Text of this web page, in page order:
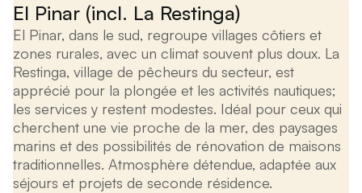
El Pinar (incl. La Restinga)
El Pinar, dans le sud, regroupe villages côtiers et
zones rurales, avec un climat souvent plus doux. La
Restinga, village de pêcheurs du secteur, est
apprécié pour la plongée et les activités nautiques;
les services y restent modestes. Idéal pour ceux qui
cherchent une vie proche de la mer, des paysages
marins et des possibilités de rénovation de maisons
traditionnelles. Atmosphère détendue, adaptée aux
séjours et projets de seconde résidence.